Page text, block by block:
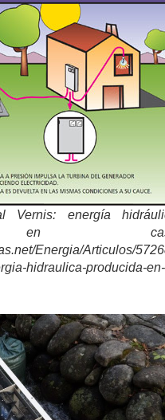
Vernis: energía
en
Energia/Articulos/
hidraulica-producida-en-